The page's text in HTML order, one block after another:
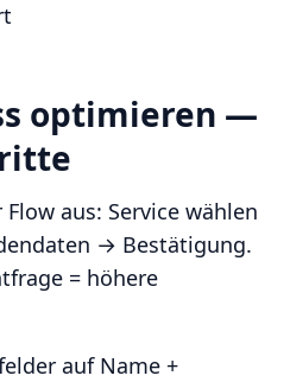
optimieren —
aus: Service wählen
→ Bestätigung.
= höhere
auf Name +